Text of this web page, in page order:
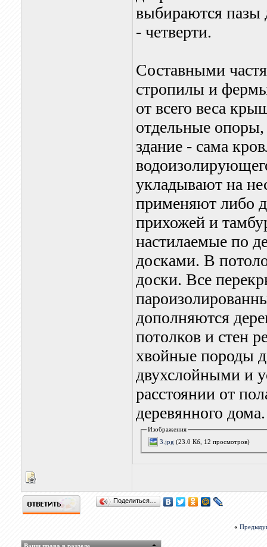
выбираются пазы
- четверти.
Составными
стропилы и
от всего веса
отдельные
здание - сама
укладывают на
применяют либо
прихожей и
настилаемые по
досками. В
доски. Все
дополняются
потолков и стен
хвойные породы
двухслойными и
расстоянии от
деревянного дома.
Изображения
3.jpg (23.0 Кб, 12 просмотров)
Поделиться…
«